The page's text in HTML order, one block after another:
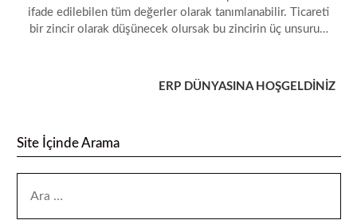
ifade edilebilen tüm değerler olarak tanımlanabilir. Ticareti
bir zincir olarak düşünecek olursak bu zincirin üç unsuru…
ERP DÜNYASINA HOŞGELDİNİZ
Site İçinde Arama